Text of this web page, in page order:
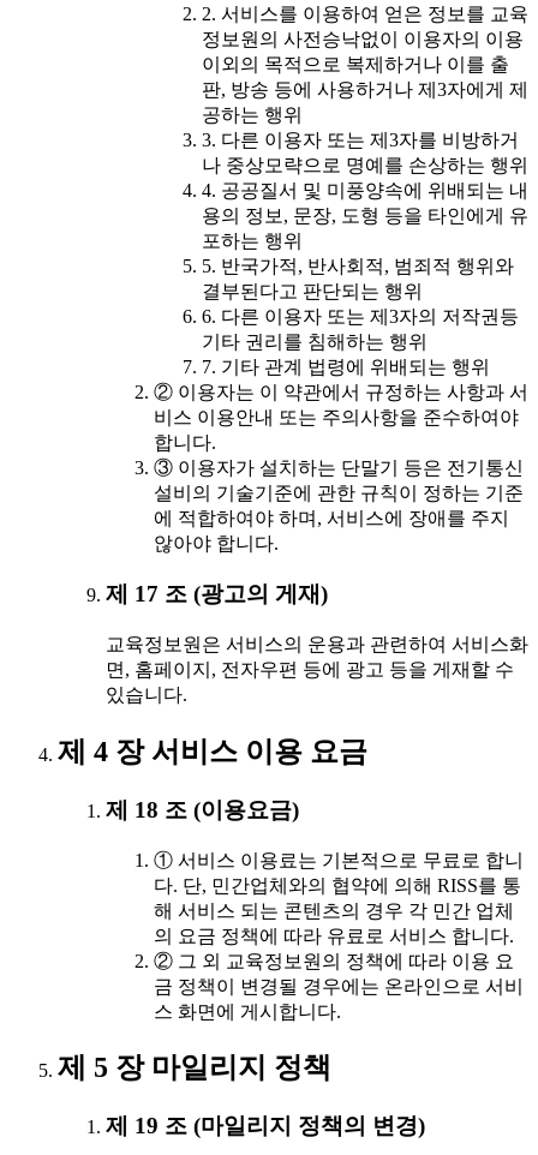
2. 서비스를 이용하여 얻은 정보를 교육
정보원의 사전승낙없이 이용자의 이용
이외의 목적으로 복제하거나 이를 출
판, 방송 등에 사용하거나 제3자에게 제
공하는 행위
3. 다른 이용자 또는 제3자를 비방하거
나 중상모략으로 명예를 손상하는 행위
4. 공공질서 및 미풍양속에 위배되는 내
용의 정보, 문장, 도형 등을 타인에게 유
포하는 행위
5. 반국가적, 반사회적, 범죄적 행위와
결부된다고 판단되는 행위
6. 다른 이용자 또는 제3자의 저작권등
기타 권리를 침해하는 행위
7. 기타 관계 법령에 위배되는 행위
② 이용자는 이 약관에서 규정하는 사항과 서
비스 이용안내 또는 주의사항을 준수하여야
합니다.
③ 이용자가 설치하는 단말기 등은 전기통신
설비의 기술기준에 관한 규칙이 정하는 기준
에 적합하여야 하며, 서비스에 장애를 주지
않아야 합니다.
제 17 조 (광고의 게재)
교육정보원은 서비스의 운용과 관련하여 서비스화
면, 홈페이지, 전자우편 등에 광고 등을 게재할 수
있습니다.
제 4 장 서비스 이용 요금
제 18 조 (이용요금)
① 서비스 이용료는 기본적으로 무료로 합니
다. 단, 민간업체와의 협약에 의해 RISS를 통
해 서비스 되는 콘텐츠의 경우 각 민간 업체
의 요금 정책에 따라 유료로 서비스 합니다.
② 그 외 교육정보원의 정책에 따라 이용 요
금 정책이 변경될 경우에는 온라인으로 서비
스 화면에 게시합니다.
제 5 장 마일리지 정책
제 19 조 (마일리지 정책의 변경)